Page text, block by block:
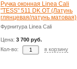
Ручка оконная Linea Cali
"TESS" 511 DK OT (Латунь
глянцевая/латунь матовая)
Фурнитура Linea Cali
Цена: 3 700 руб.
Кол-во:
в корзину